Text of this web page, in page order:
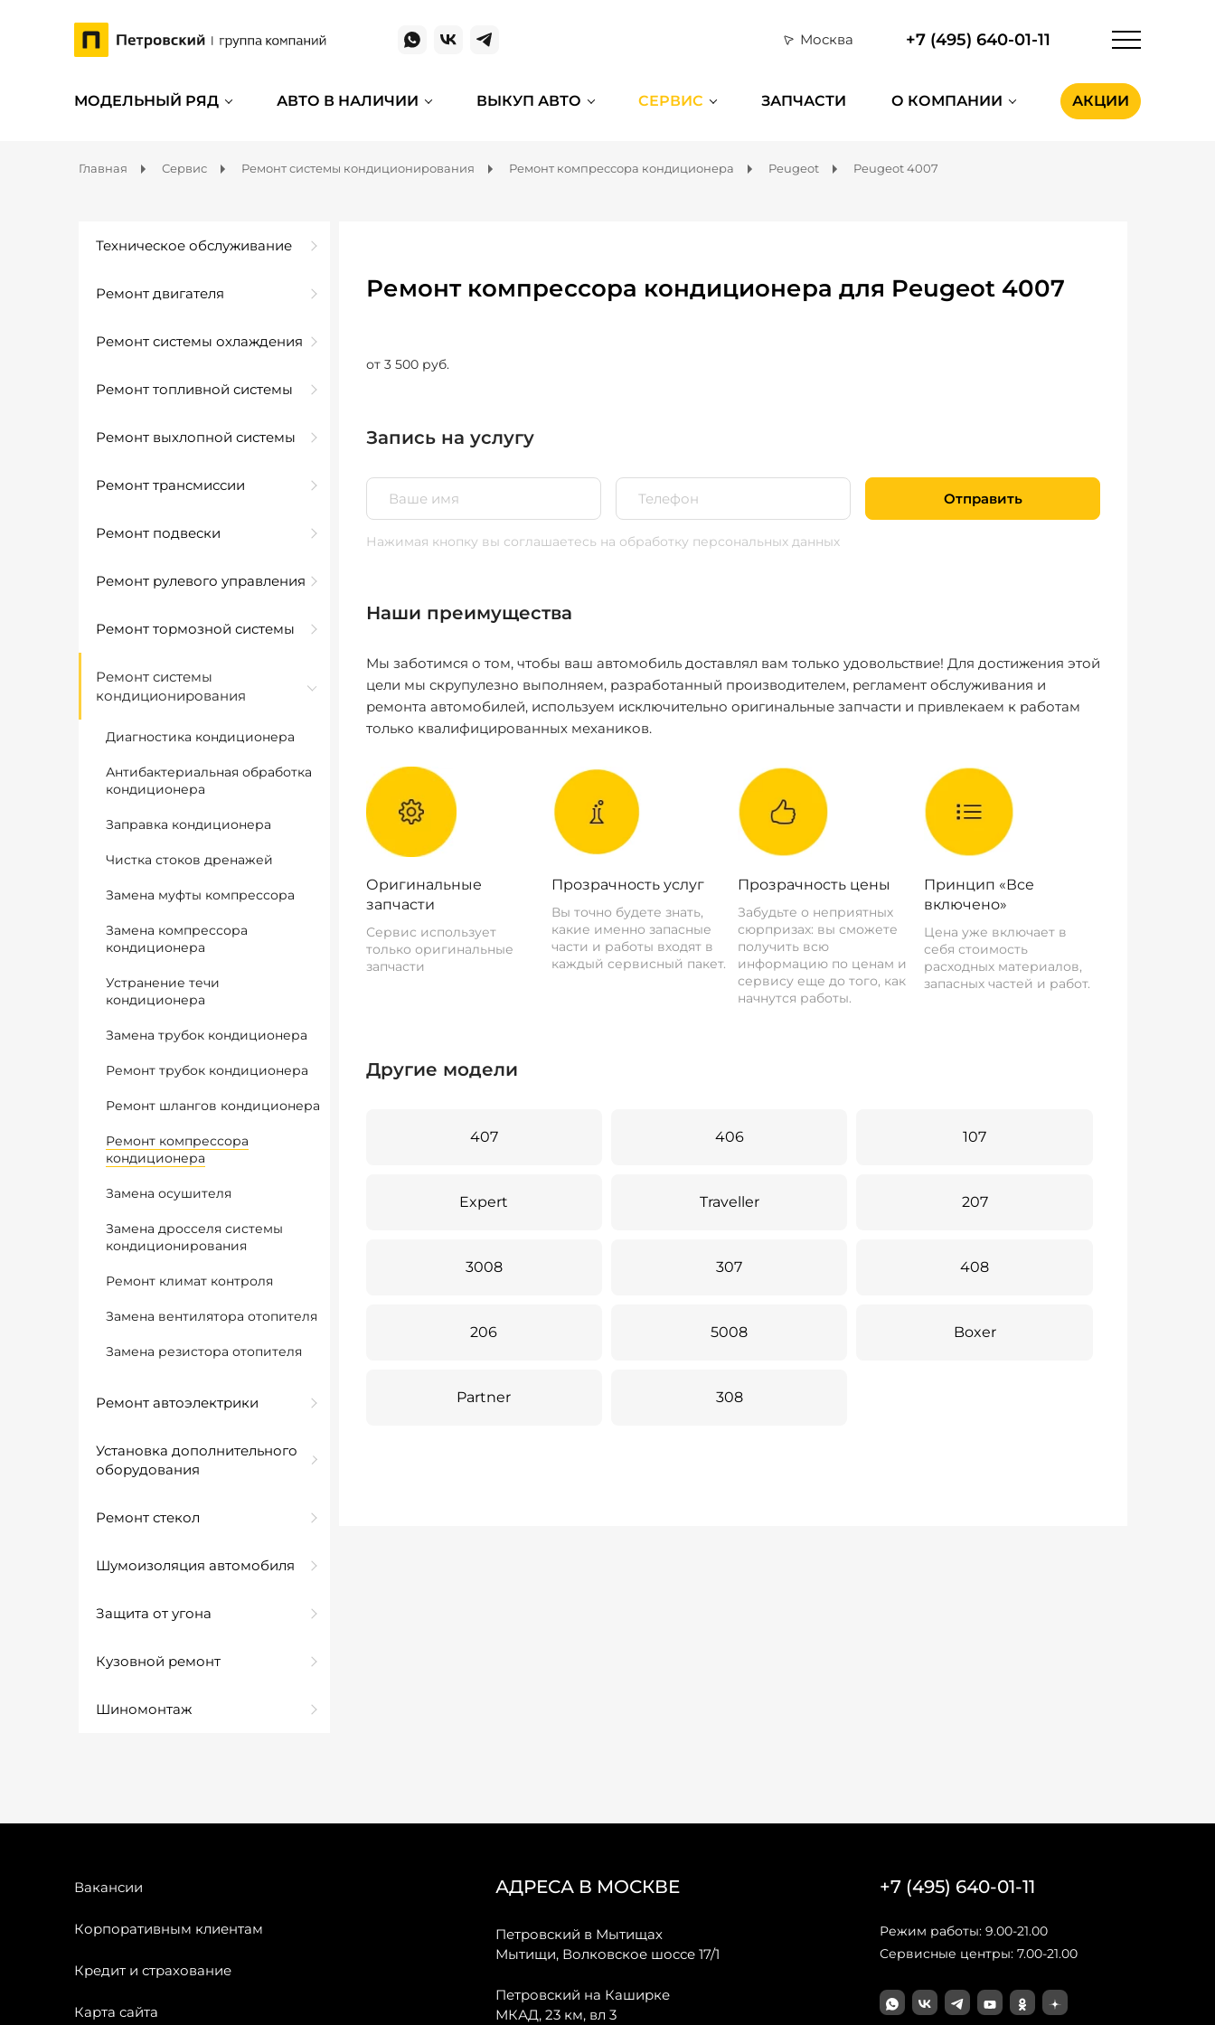
Москва +7 (495) 640-01-11
МОДЕЛЬНЫЙ РЯД АВТО В НАЛИЧИИ ВЫКУП АВТО СЕРВИС ЗАПЧАСТИ О КОМПАНИИ АКЦИИ
Главная Сервис Ремонт системы кондиционирования Ремонт компрессора кондиционера Peugeot Peugeot 4007
Техническое обслуживание
Ремонт двигателя
Ремонт системы охлаждения
Ремонт топливной системы
Ремонт выхлопной системы
Ремонт трансмиссии
Ремонт подвески
Ремонт рулевого управления
Ремонт тормозной системы
Ремонт системы
кондиционирования
Диагностика кондиционера
Антибактериальная обработка
кондиционера
Заправка кондиционера
Чистка стоков дренажей
Замена муфты компрессора
Замена компрессора
кондиционера
Устранение течи
кондиционера
Замена трубок кондиционера
Ремонт трубок кондиционера
Ремонт шлангов кондиционера
Ремонт компрессора
кондиционера
Замена осушителя
Замена дросселя системы
кондиционирования
Ремонт климат контроля
Замена вентилятора отопителя
Замена резистора отопителя
Ремонт автоэлектрики
Установка дополнительного
оборудования
Ремонт стекол
Шумоизоляция автомобиля
Защита от угона
Кузовной ремонт
Шиномонтаж
Ремонт компрессора кондиционера для Peugeot 4007
от 3 500 руб.
Запись на услугу
Отправить
Нажимая кнопку вы соглашаетесь на обработку персональных данных
Наши преимущества
Мы заботимся о том, чтобы ваш автомобиль доставлял вам только удовольствие! Для достижения этой
цели мы скрупулезно выполняем, разработанный производителем, регламент обслуживания и
ремонта автомобилей, используем исключительно оригинальные запчасти и привлекаем к работам
только квалифицированных механиков.
Оригинальные
запчасти
Сервис использует
только оригинальные
запчасти
Прозрачность услуг
Вы точно будете знать,
какие именно запасные
части и работы входят в
каждый сервисный пакет.
Прозрачность цены
Забудьте о неприятных
сюрпризах: вы сможете
получить всю
информацию по ценам и
сервису еще до того, как
начнутся работы.
Принцип «Все
включено»
Цена уже включает в
себя стоимость
расходных материалов,
запасных частей и работ.
Другие модели
407 406 107
Expert Traveller 207
3008 307 408
206 5008 Boxer
Partner 308
Вакансии
Корпоративным клиентам
Кредит и страхование
Карта сайта
АДРЕСА В МОСКВЕ
Петровский в Мытищах
Мытищи, Волковское шоссе 17/1
Петровский на Каширке
МКАД, 23 км, вл 3
+7 (495) 640-01-11
Режим работы: 9.00-21.00
Сервисные центры: 7.00-21.00